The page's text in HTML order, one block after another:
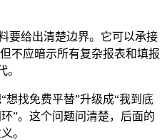
要给出清楚边界。它可以承接
不应暗示所有复杂报表和填报
。
想找免费平替”升级成“我到底
”。这个问题问清楚，后面的
。